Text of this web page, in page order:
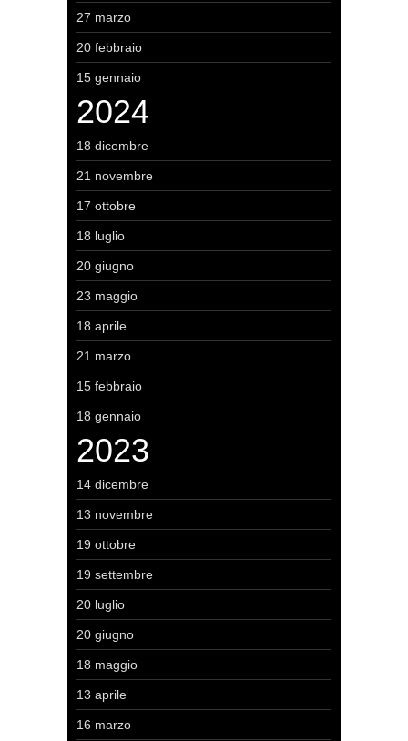
27 marzo
20 febbraio
15 gennaio
2024
18 dicembre
21 novembre
17 ottobre
18 luglio
20 giugno
23 maggio
18 aprile
21 marzo
15 febbraio
18 gennaio
2023
14 dicembre
13 novembre
19 ottobre
19 settembre
20 luglio
20 giugno
18 maggio
13 aprile
16 marzo